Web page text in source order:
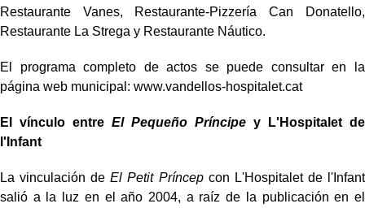
Restaurante Vanes, Restaurante-Pizzería Can Donatello,
Restaurante La Strega y Restaurante Náutico.
El programa completo de actos se puede consultar en la
página web municipal: www.vandellos-hospitalet.cat
El vínculo entre El Pequeño Príncipey L'Hospitalet de
l'Infant
La vinculación deEl Petit Príncepcon L'Hospitalet de l'Infant
salió a la luz en el año 2004, a raíz de la publicación en el